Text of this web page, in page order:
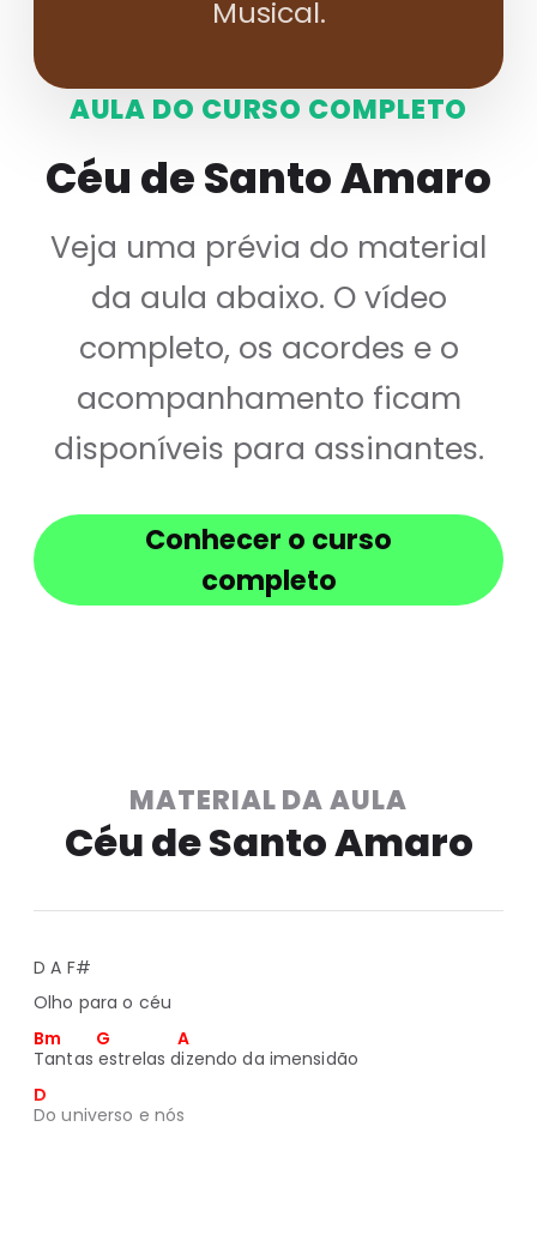
Musical.
AULA DO CURSO COMPLETO
Céu de Santo Amaro
Veja uma prévia do material
da aula abaixo. O vídeo
completo, os acordes e o
acompanhamento ficam
disponíveis para assinantes.
Conhecer o curso
completo
MATERIAL DA AULA
Céu de Santo Amaro
D A F#
Olho para o céu
Bm         G                  A
Tantas estrelas dizendo da imensidão
D
Do universo e nós